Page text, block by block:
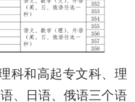
科和高起专文科、理
、日语、俄语三个语